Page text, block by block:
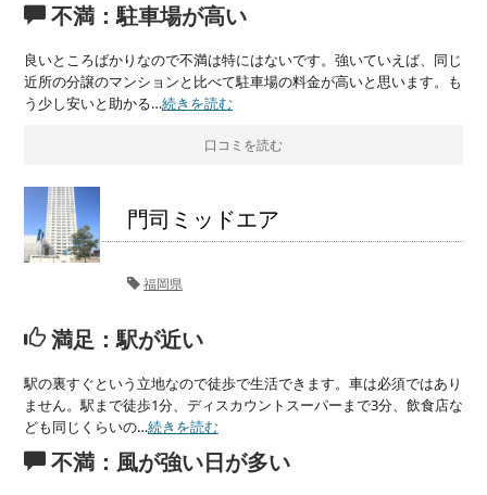
不満：駐車場が高い
良いところばかりなので不満は特にはないです。強いていえば、同じ
近所の分譲のマンションと比べて駐車場の料金が高いと思います。も
う少し安いと助かる…続きを読む
口コミを読む
門司ミッドエア
福岡県
満足：駅が近い
駅の裏すぐという立地なので徒歩で生活できます。車は必須ではあり
ません。駅まで徒歩1分、ディスカウントスーパーまで3分、飲食店な
ども同じくらいの…続きを読む
不満：風が強い日が多い